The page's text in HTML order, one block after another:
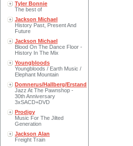
Tyler Bonnie
The best of
Jackson Michael
History Past, Present And
Future
Jackson Michael
Blood On The Dance Floor -
History In The Mix
Youngbloods
Youngbloods / Earth Music /
Elephant Mountain
Domnerus/Hallberg/Erstand
Jazz At The Pawnshop -
30th Anniversary
3xSACD+DVD
Prodigy
Music For The Jilted
Generation
Jackson Alan
Freight Train